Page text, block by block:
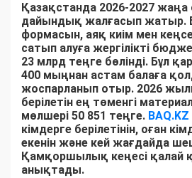
Қазақстанда 2026-2027
дайындық жалғасып жатыр.
формасын, аяқ киім мен
сатып алуға жергілікті
23 млрд теңге бөлінді. Бұл
400 мыңнан астам балаға
жоспарланып отыр. 2026
берілетін ең төменгі
мөлшері 50 851 теңге. BAQ.KZ
кімдерге берілетінін, оған
екенін және кей жағдайда
Қамқоршылық кеңесі қалай
анықтады.